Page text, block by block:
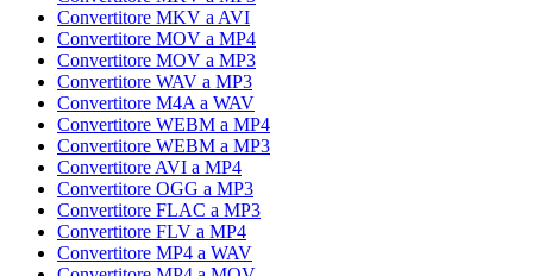
Convertitore MKV a AVI
Convertitore MOV a MP4
Convertitore MOV a MP3
Convertitore WAV a MP3
Convertitore M4A a WAV
Convertitore WEBM a MP4
Convertitore WEBM a MP3
Convertitore AVI a MP4
Convertitore OGG a MP3
Convertitore FLAC a MP3
Convertitore FLV a MP4
Convertitore MP4 a WAV